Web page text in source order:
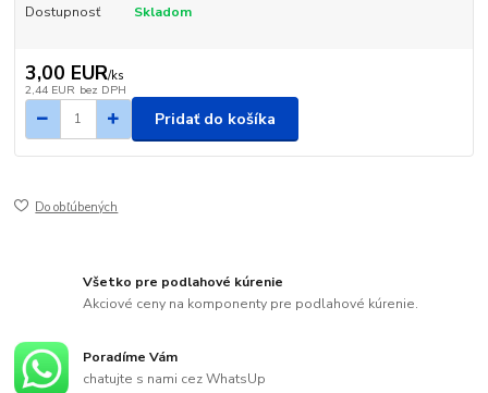
Dostupnosť Skladom
3,00 EUR/ks
2,44 EUR bez DPH
Pridať do košíka
Do obľúbených
Všetko pre podlahové kúrenie
Akciové ceny na komponenty pre podlahové kúrenie.
Poradíme Vám
chatujte s nami cez WhatsUp